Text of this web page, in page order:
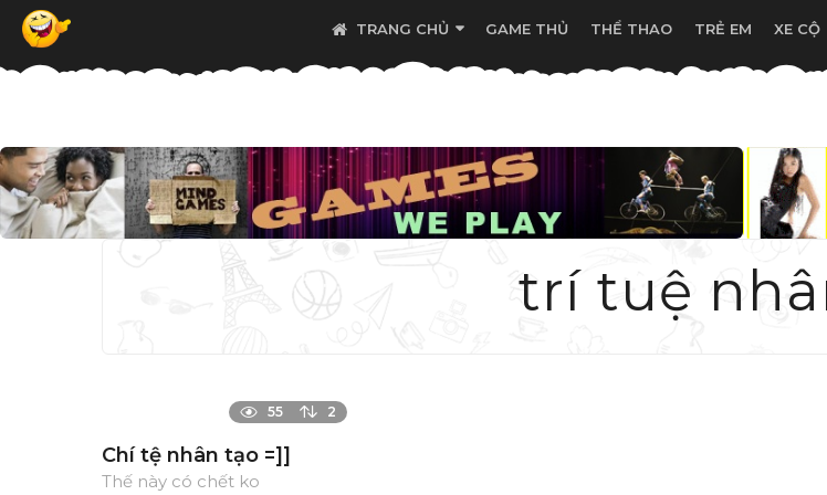
TRANG CHỦ GAME THỦ THỂ THAO TRẺ EM XE CỘ
trí tuệ
55 2
Chí tệ nhân tạo =]]
Thế này có chết ko